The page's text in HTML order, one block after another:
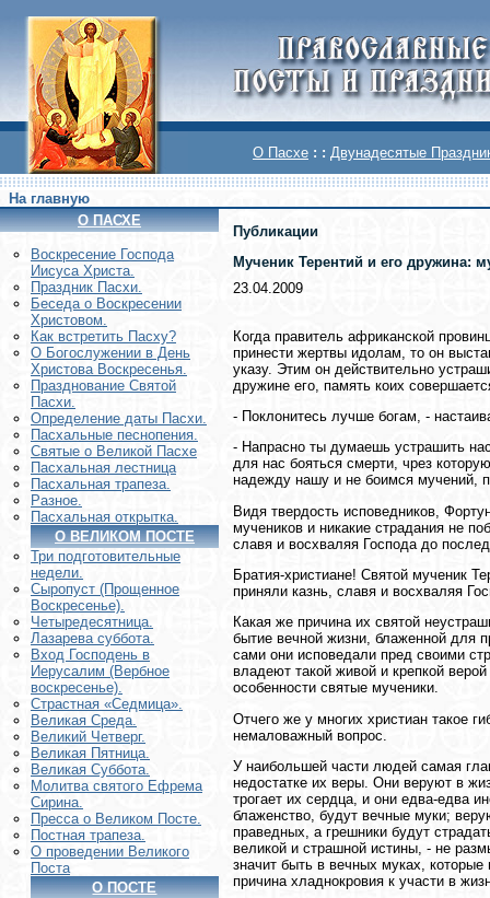
О Пасхе : : Двунадесятые
На главную
О ПАСХЕ
Воскреcение Господа
Иисуса Христа.
Праздник Пасхи.
Беседа о Воскресении
Христовом.
Как встретить Пасху?
О Богослужении в День
Христова Воскресенья.
Празднование Святой
Пасхи.
Определение даты Пасхи.
Пасхальные песнопения.
Святые о Великой Пасхе
Пасхальная лестница
Пасхальная трапеза.
Разное.
Пасхальная открытка.
О ВЕЛИКОМ ПОСТЕ
Три подготовительные
недели.
Сыропуст (Прощенное
Воскресенье).
Четыредесятница.
Лазарева суббота.
Вход Господень в
Иерусалим (Вербное
воскресенье).
Страстная «Седмица».
Великая Среда.
Великий Четверг.
Великая Пятница.
Великая Суббота.
Молитва святого Ефрема
Сирина.
Пресса о Великом Посте.
Постная трапеза.
О проведении Великого
Поста
О ПОСТЕ
Публикации
Мученик Терентий и его
23.04.2009
Когда правитель африканской
принести жертвы идолам, то он
указу. Этим он действительно
дружине его, память коих
- Поклонитесь лучше богам, -
- Напрасно ты думаешь устрашить
для нас бояться смерти, чрез
надежду нашу и не боимся мучений,
Видя твердость исповедников,
мучеников и никакие страдания не
славя и восхваляя Господа до
Братия-христиане! Святой мученик
приняли казнь, славя и восхваляя
Какая же причина их святой
бытие вечной жизни, блаженной для
сами они исповедали пред своими
владеют такой живой и крепкой
особенности святые мученики.
Отчего же у многих христиан такое
немаловажный вопрос.
У наибольшей части людей самая
недостатке их веры. Они веруют в
трогает их сердца, и они едва-едва
блаженство, будут вечные муки;
праведных, а грешники будут
великой и страшной истины, - не
значит быть в вечных муках,
причина хладнокровия к участи в